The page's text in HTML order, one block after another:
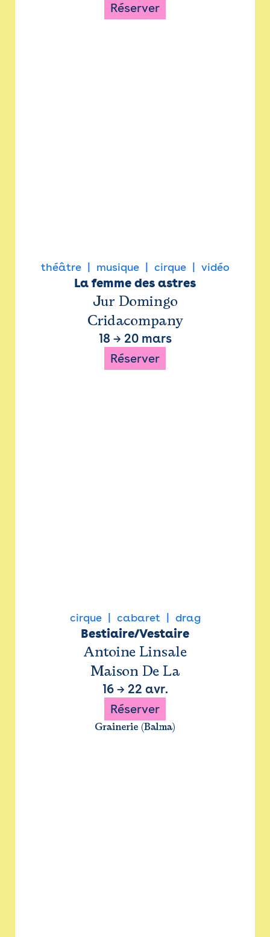
Réserver
théâtre musique cirque vidéo
La femme des astres
Jur Domingo
Cridacompany
18 → 20 mars
Réserver
cirque cabaret drag
Bestiaire/Vestaire
Antoine Linsale
Maison De La
16→ 22 avr.
Réserver
Grainerie (Balma)